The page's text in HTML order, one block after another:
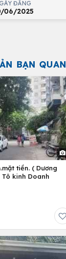
ĐĂNG
06/2025
BẠN
tiền. ( Dương
Tô kinh Doanh